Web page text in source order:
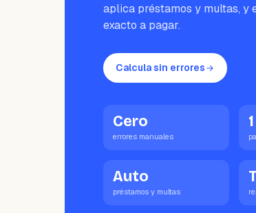
aplica préstamos y multas, y
exacto a pagar.
Calcula sin errores
Cero
errores manuales
Auto
préstamos y multas